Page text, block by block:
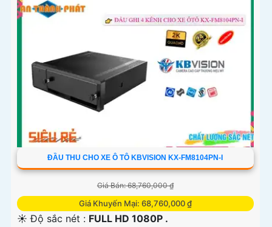
ĐẦU THU CHO XE Ô TÔ KBVISION KX-FM8104PN-I
Giá Bán: 68,760,000 ₫
Giá Khuyến Mại: 68,760,000 ₫
☀️ Độ sắc nét : FULL HD 1080P .